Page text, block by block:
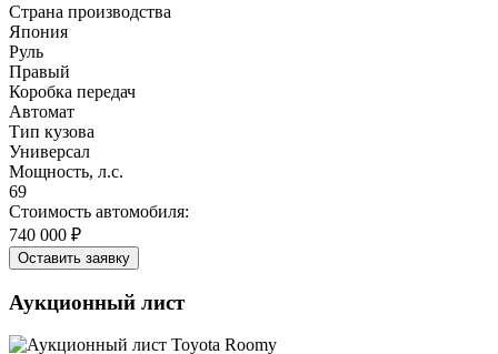
Страна производства
Япония
Руль
Правый
Коробка передач
Автомат
Тип кузова
Универсал
Мощность, л.с.
69
Стоимость автомобиля:
740 000 ₽
Оставить заявку
Аукционный лист